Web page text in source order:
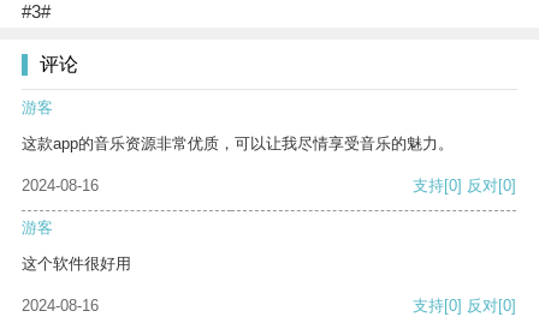
#3#
评论
游客
这款app的音乐资源非常优质，可以让我尽情享受音乐的魅力。
2024-08-16 支持[0] 反对[0]
游客
这个软件很好用
2024-08-16 支持[0] 反对[0]